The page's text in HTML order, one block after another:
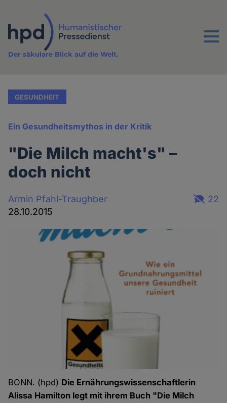
Inhalt
Menu
Der säkulare Blick auf die Welt.
GESUNDHEIT
Ein Gesundheitsmythos in der Kritik
"Die Milch macht's" –
doch nicht
Armin Pfahl-Traughber
28.10.2015
22
BONN. (hpd) Die Ernährungswissenschaftlerin
Alissa Hamilton legt mit ihrem Buch "Die Milch